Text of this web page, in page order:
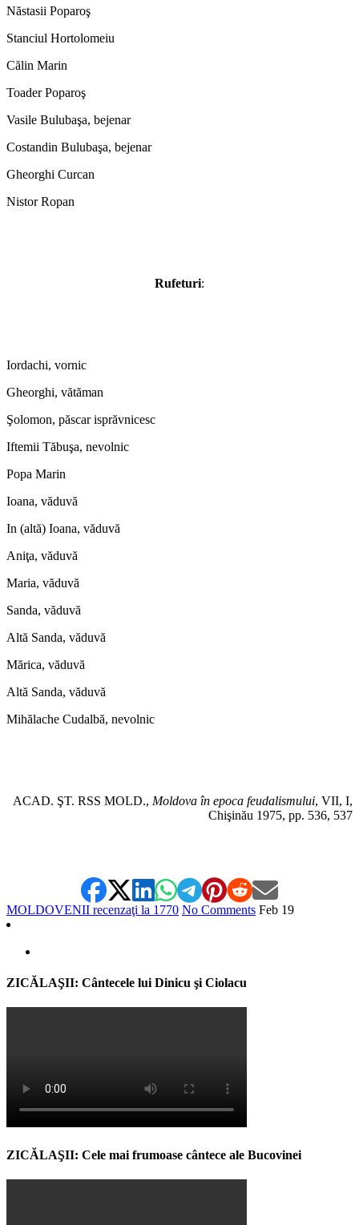
Năstasii Poparoş
Stanciul Hortolomeiu
Călin Marin
Toader Poparoş
Vasile Bulubaşa, bejenar
Costandin Bulubaşa, bejenar
Gheorghi Curcan
Nistor Ropan
Rufeturi:
Iordachi, vornic
Gheorghi, vătăman
Şolomon, păscar isprăvnicesc
Iftemii Tăbuşa, nevolnic
Popa Marin
Ioana, văduvă
In (altă) Ioana, văduvă
Aniţa, văduvă
Maria, văduvă
Sanda, văduvă
Altă Sanda, văduvă
Mărica, văduvă
Altă Sanda, văduvă
Mihălache Cudalbă, nevolnic
ACAD. ŞT. RSS MOLD., Moldova în epoca feudalismului, VII, I,
Chişinău 1975, pp. 536, 537
MOLDOVENII recenzaţi la 1770 No Comments Feb 19
ZICĂLAŞII: Cântecele lui Dinicu şi Ciolacu
ZICĂLAŞII: Cele mai frumoase cântece ale Bucovinei